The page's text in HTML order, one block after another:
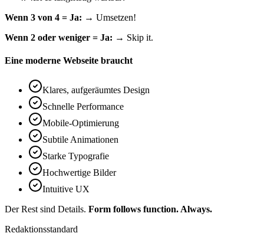
Wenn 3 von 4 = Ja: → Umsetzen!
Wenn 2 oder weniger = Ja: → Skip it.
Eine moderne Webseite braucht
Klares, aufgeräumtes Design
Schnelle Performance
Mobile-Optimierung
Subtile Animationen
Starke Typografie
Hochwertige Bilder
Intuitive UX
Der Rest sind Details. Form follows function. Always.
Redaktionsstandard